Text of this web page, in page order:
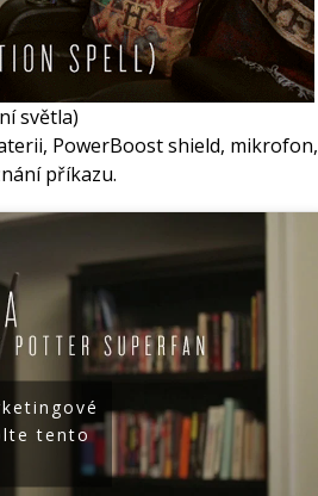
světla)
PowerBoost shield, mikrofon,
příkazu.
tento